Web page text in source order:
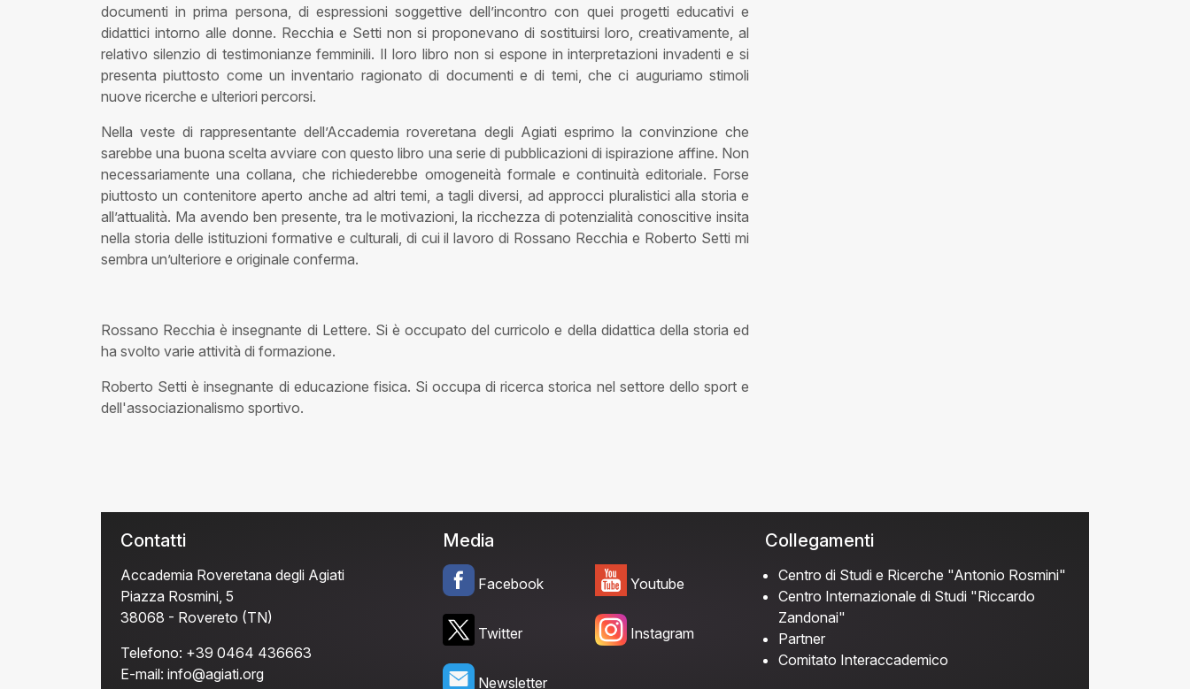
documenti in prima persona, di espressioni soggettive dell’incontro con quei progetti educativi e
didattici intorno alle donne. Recchia e Setti non si proponevano di sostituirsi loro, creativamente, al
relativo silenzio di testimonianze femminili. Il loro libro non si espone in interpretazioni invadenti e si
presenta piuttosto come un inventario ragionato di documenti e di temi, che ci auguriamo stimoli
nuove ricerche e ulteriori percorsi.
Nella veste di rappresentante dell’Accademia roveretana degli Agiati esprimo la convinzione che
sarebbe una buona scelta avviare con questo libro una serie di pubblicazioni di ispirazione affine. Non
necessariamente una collana, che richiederebbe omogeneità formale e continuità editoriale. Forse
piuttosto un contenitore aperto anche ad altri temi, a tagli diversi, ad approcci pluralistici alla storia e
all’attualità. Ma avendo ben presente, tra le motivazioni, la ricchezza di potenzialità conoscitive insita
nella storia delle istituzioni formative e culturali, di cui il lavoro di Rossano Recchia e Roberto Setti mi
sembra un’ulteriore e originale conferma.
Rossano Recchia è insegnante di Lettere. Si è occupato del curricolo e della didattica della storia ed
ha svolto varie attività di formazione.
Roberto Setti è insegnante di educazione fisica. Si occupa di ricerca storica nel settore dello sport e
dell'associazionalismo sportivo.
Contatti
Accademia Roveretana degli Agiati
Piazza Rosmini, 5
38068 - Rovereto (TN)
Telefono: +39 0464 436663
E-mail: info@agiati.org
Media
Facebook
Twitter
Newsletter
Youtube
Instagram
Collegamenti
Centro di Studi e Ricerche "Antonio Rosmini"
Centro Internazionale di Studi "Riccardo
Zandonai"
Partner
Comitato Interaccademico